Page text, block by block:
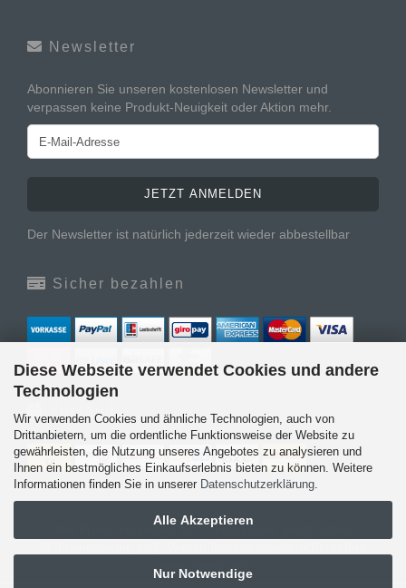
Diese Webseite verwendet Cookies und andere
Technologien
Wir verwenden Cookies und ähnliche Technologien, auch von
Drittanbietern, um die ordentliche Funktionsweise der Website zu
gewährleisten, die Nutzung unseres Angebotes zu analysieren und
Ihnen ein bestmögliches Einkaufserlebnis bieten zu können. Weitere
Informationen finden Sie in unserer Datenschutzerklärung
Alle Akzeptieren
Nur Notwendige
Newsletter
Abonnieren Sie unseren kostenlosen Newsletter und
verpassen keine Produkt-Neuigkeit oder Aktion mehr.
Der Newsletter ist natürlich jederzeit wieder abbestellbar
Sicher bezahlen
Versand
Alle Preise verstehen sich inklusive der gesetzlichen